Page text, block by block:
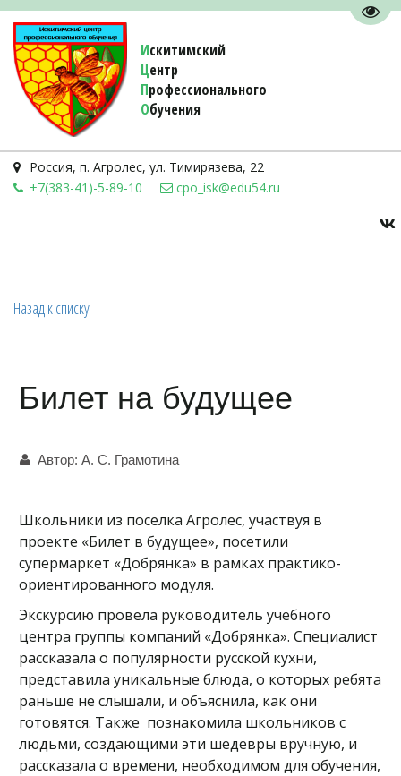
Искитимский
Центр
Профессионального
Обучения
Россия, п. Агролес, ул. Тимирязева, 22
+7(383-41)-5-89-10
cpo_isk@edu54.ru
Назад к списку
Билет на будущее
Автор: А. С. Грамотина
Школьники из поселка Агролес, участвуя в
проекте «Билет в будущее», посетили
супермаркет «Добрянка» в рамках практико-
ориентированного модуля.
Экскурсию провела руководитель учебного
центра группы компаний «Добрянка». Специалист
рассказала о популярности русской кухни,
представила уникальные блюда, о которых ребята
раньше не слышали, и объяснила, как они
готовятся. Также познакомила школьников с
людьми, создающими эти шедевры вручную, и
рассказала о времени, необходимом для обучения,